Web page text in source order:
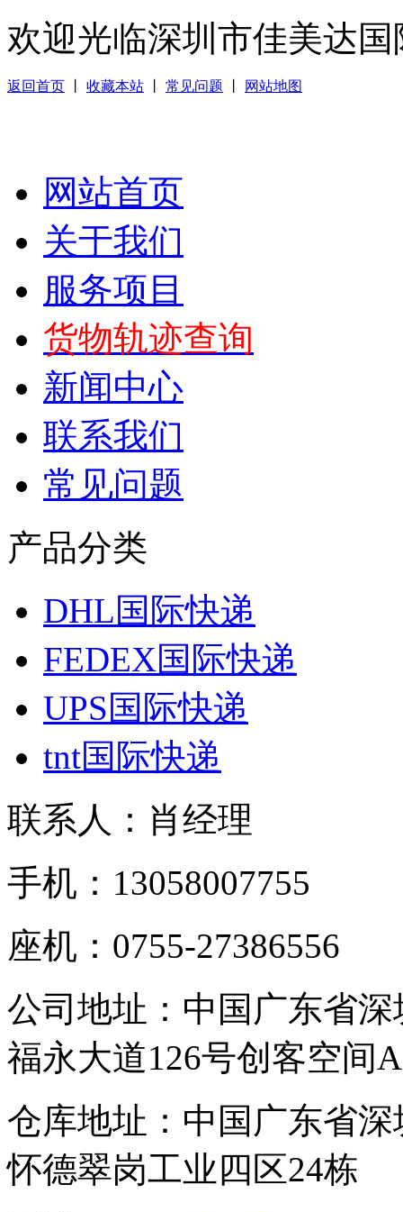
欢迎光临深圳市佳美达
返回首页 收藏本站 常见问题 网站地图
网站首页
关于我们
服务项目
货物轨迹查询
新闻中心
联系我们
常见问题
产品分类
DHL国际快递
FEDEX国际快递
UPS国际快递
tnt国际快递
联系人：肖经理
手机：13058007755
座机：0755-27386556
公司地址：中国广东省
福永大道126号创客空间
仓库地址：中国广东省
怀德翠岗工业四区24栋